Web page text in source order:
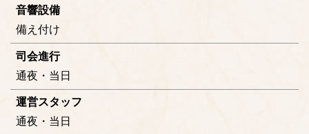
音響設備
備え付け
司会進行
通夜・当日
運営スタッフ
通夜・当日